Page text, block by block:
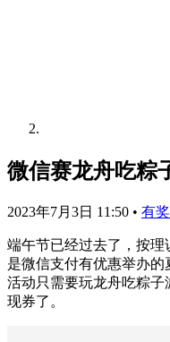
微信赛龙舟吃粽
2023年7月3日 11:50 • 有
端午节已经过去了，按
是微信支付有优惠举办
活动只需要玩龙舟吃粽
现券了。